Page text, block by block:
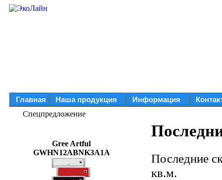
Главная Наша продукция Информация
Спецпредложение
Gree Artful
GWHN12ABNK3A1A
Последние
кв.м.